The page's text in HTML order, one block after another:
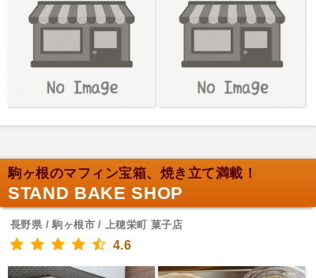
駒ヶ根のマフィン宝箱、焼き立て満載！
STAND BAKE SHOP
長野県 / 駒ヶ根市 / 上穂栄町 菓子店
4.6